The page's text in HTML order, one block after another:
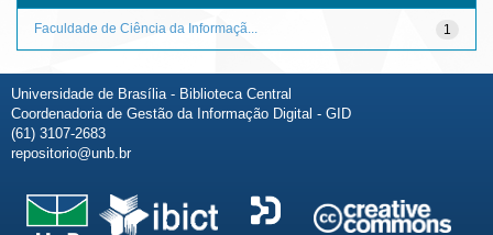
1
Faculdade de Ciência da Informaçã...
Universidade de Brasília - Biblioteca Central
Coordenadoria de Gestão da Informação Digital - GID
(61) 3107-2683
repositorio@unb.br